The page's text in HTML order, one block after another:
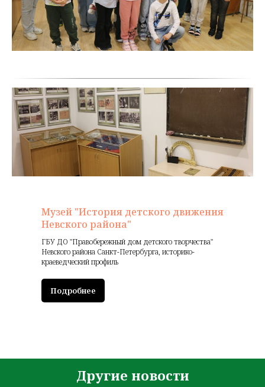
Музей "История детского движения
Невского района"
ГБУ ДО "Правобережный дом детского творчества"
Невского района Санкт-Петербурга, историко-
краеведческий профиль
Подробнее
Другие новости